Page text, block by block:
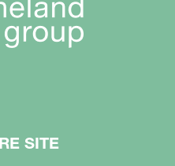
SITE